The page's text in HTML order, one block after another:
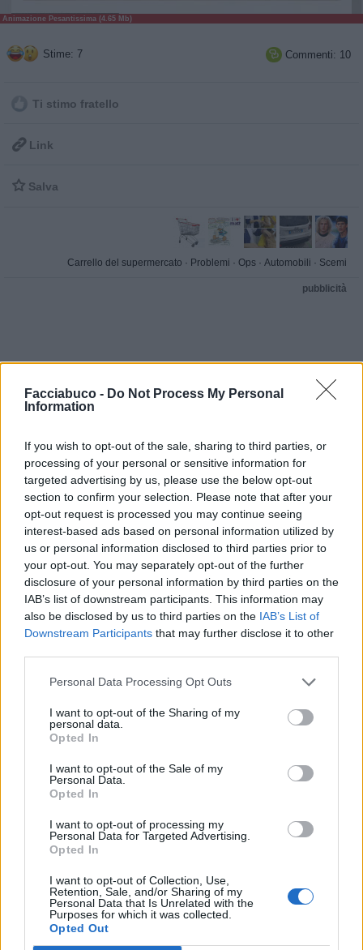
Facciabuco - Do Not Process My Personal
Information
If you wish to opt-out of the sale, sharing to third parties, or
processing of your personal or sensitive information for
targeted advertising by us, please use the below opt-out
section to confirm your selection. Please note that after your
opt-out request is processed you may continue seeing
interest-based ads based on personal information utilized by
us or personal information disclosed to third parties prior to
your opt-out. You may separately opt-out of the further
disclosure of your personal information by third parties on the
IAB’s list of downstream participants. This information may
also be disclosed by us to third parties on the IAB’s List of
Downstream Participants that may further disclose it to other
Personal Data Processing Opt Outs
I want to opt-out of the Sharing of my
personal data.
Opted In
I want to opt-out of the Sale of my
Personal Data.
Opted In
I want to opt-out of processing my
Personal Data for Targeted Advertising.
Opted In
I want to opt-out of Collection, Use,
Retention, Sale, and/or Sharing of my
Personal Data that Is Unrelated with the
Purposes for which it was collected.
Opted Out
Animazione Pesantissima (4.65 Mb)
Stime: 7  Commenti: 10
Ti stimo fratello
 Link
 Salva
Carrello del supermercato · Problemi · Ops · Automobili · Scemi
pubblicità
Mosayco:metodi drastici 😂
1
29 Aprile alle ore 16:51
·Ti stimo
jurassico50:Mosayco se non ci fossero
testimoni..spariscono come maghi
29 Aprile alle ore 16:58
·Ti stimo
Barbyturiko:Lo spoiler era da sboroni daiii 🤣🤣🤣
29 Aprile alle ore 16:59
Ti stimo